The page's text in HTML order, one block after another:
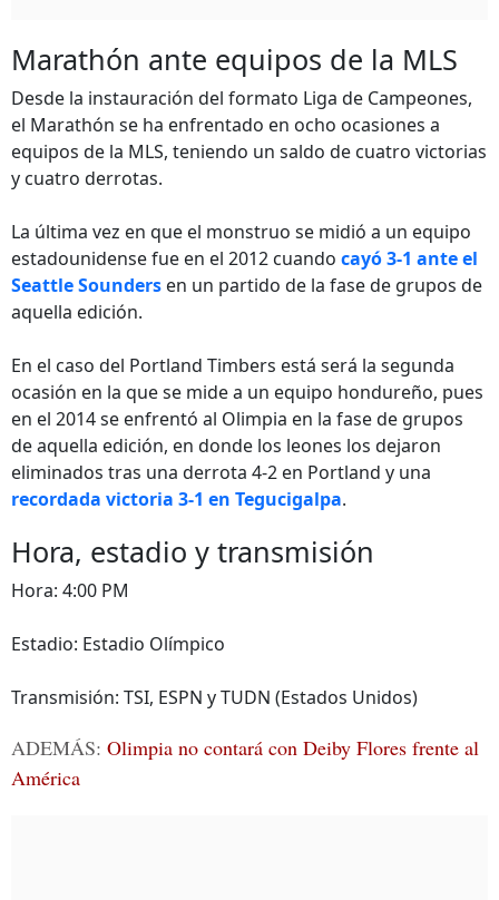
Marathón ante equipos de la MLS
Desde la instauración del formato Liga de Campeones,
el Marathón se ha enfrentado en ocho ocasiones a
equipos de la MLS, teniendo un saldo de cuatro victorias
y cuatro derrotas.
La última vez en que el monstruo se midió a un equipo
estadounidense fue en el 2012 cuando cayó 3-1 ante el
Seattle Sounders en un partido de la fase de grupos de
aquella edición.
En el caso del Portland Timbers está será la segunda
ocasión en la que se mide a un equipo hondureño, pues
en el 2014 se enfrentó al Olimpia en la fase de grupos
de aquella edición, en donde los leones los dejaron
eliminados tras una derrota 4-2 en Portland y una
recordada victoria 3-1 en Tegucigalpa.
Hora, estadio y transmisión
Hora: 4:00 PM
Estadio: Estadio Olímpico
Transmisión: TSI, ESPN y TUDN (Estados Unidos)
ADEMÁS: Olimpia no contará con Deiby Flores frente al
América